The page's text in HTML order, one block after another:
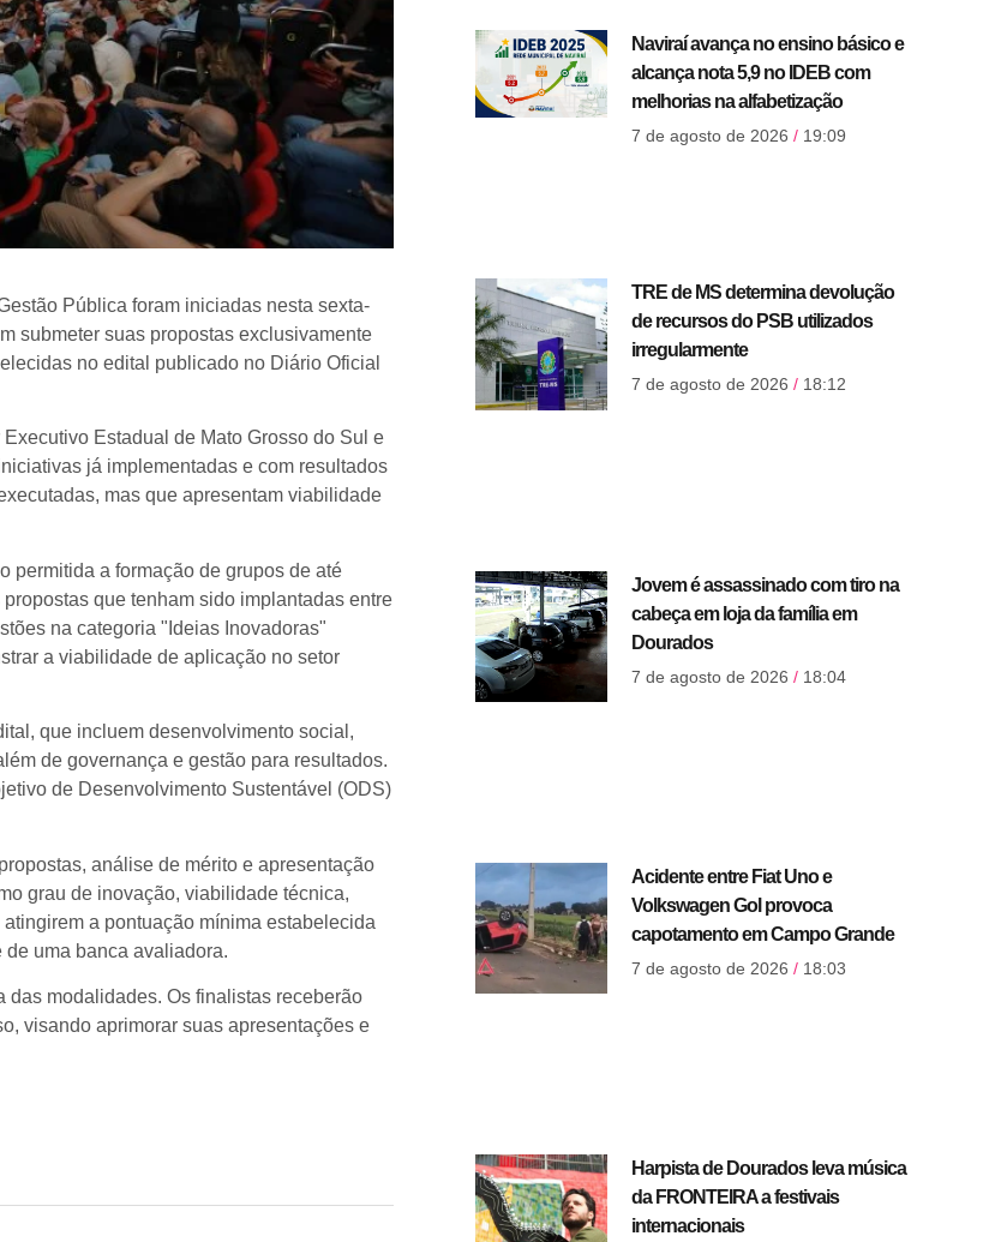
Pública foram iniciadas nesta sexta-
submeter suas propostas exclusivamente
no edital publicado no Diário Oficial
Estadual de Mato Grosso do Sul e
já implementadas e com resultados
mas que apresentam viabilidade
permitida a formação de grupos de até
que tenham sido implantadas entre
na categoria "Ideias Inovadoras"
a viabilidade de aplicação no setor
que incluem desenvolvimento social,
de governança e gestão para resultados.
de Desenvolvimento Sustentável (ODS)
análise de mérito e apresentação
grau de inovação, viabilidade técnica,
a pontuação mínima estabelecida
uma banca avaliadora.
das modalidades. Os finalistas receberão
visando aprimorar suas apresentações e
Naviraí avança no ensino básico e
alcança nota 5,9 no IDEB com
melhorias na alfabetização
7 de agosto de 2026 19:09
TRE de MS determina devolução
de recursos do PSB utilizados
irregularmente
7 de agosto de 2026 18:12
Jovem é assassinado com tiro na
cabeça em loja da família em
Dourados
7 de agosto de 2026 18:04
Acidente entre Fiat Uno e
Volkswagen Gol provoca
capotamento em Campo Grande
7 de agosto de 2026 18:03
Harpista de Dourados leva música
da FRONTEIRA a festivais
internacionais